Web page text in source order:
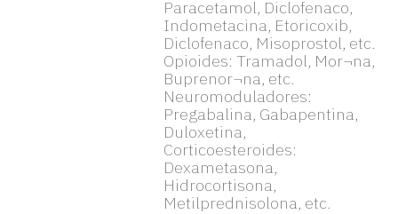
Paracetamol, Diclofenaco,
Indometacina, Etoricoxib,
Diclofenaco, Misoprostol, etc.
Opioides: Tramadol, Mor¬na,
Buprenor¬na, etc.
Neuromoduladores:
Pregabalina, Gabapentina,
Duloxetina,
Corticoesteroides:
Dexametasona,
Hidrocortisona,
Metilprednisolona, etc.